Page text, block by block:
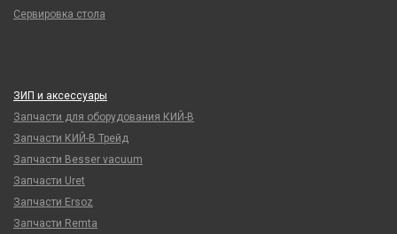
Сервировка стола
ЗИП и аксессуары
Запчасти для оборудования КИЙ-В
Запчасти КИЙ-В Трейд
Запчасти Besser vacuum
Запчасти Uret
Запчасти Ersoz
Запчасти Remta